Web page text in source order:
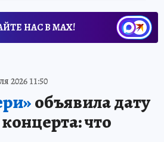
НАС В МАХ!
2026 11:50
объявила дату
что